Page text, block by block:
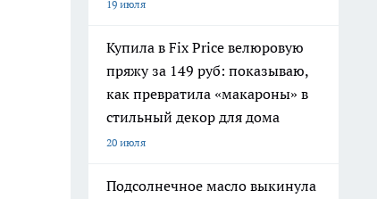
19 июля
Купила в Fix Price велюровую
пряжу за 149 руб: показываю,
как превратила «макароны» в
стильный декор для дома
20 июля
Подсолнечное масло выкинула